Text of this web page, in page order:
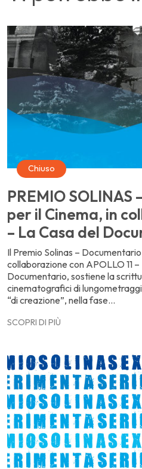
Chiuso
PREMIO
per il Cinema, in
– La Casa del
Il Premio Solinas –
collaborazione con APOLLO 11
Documentario, sostiene la
cinematografici di
“di creazione”, nella fase...
SCOPRI DI PIÙ